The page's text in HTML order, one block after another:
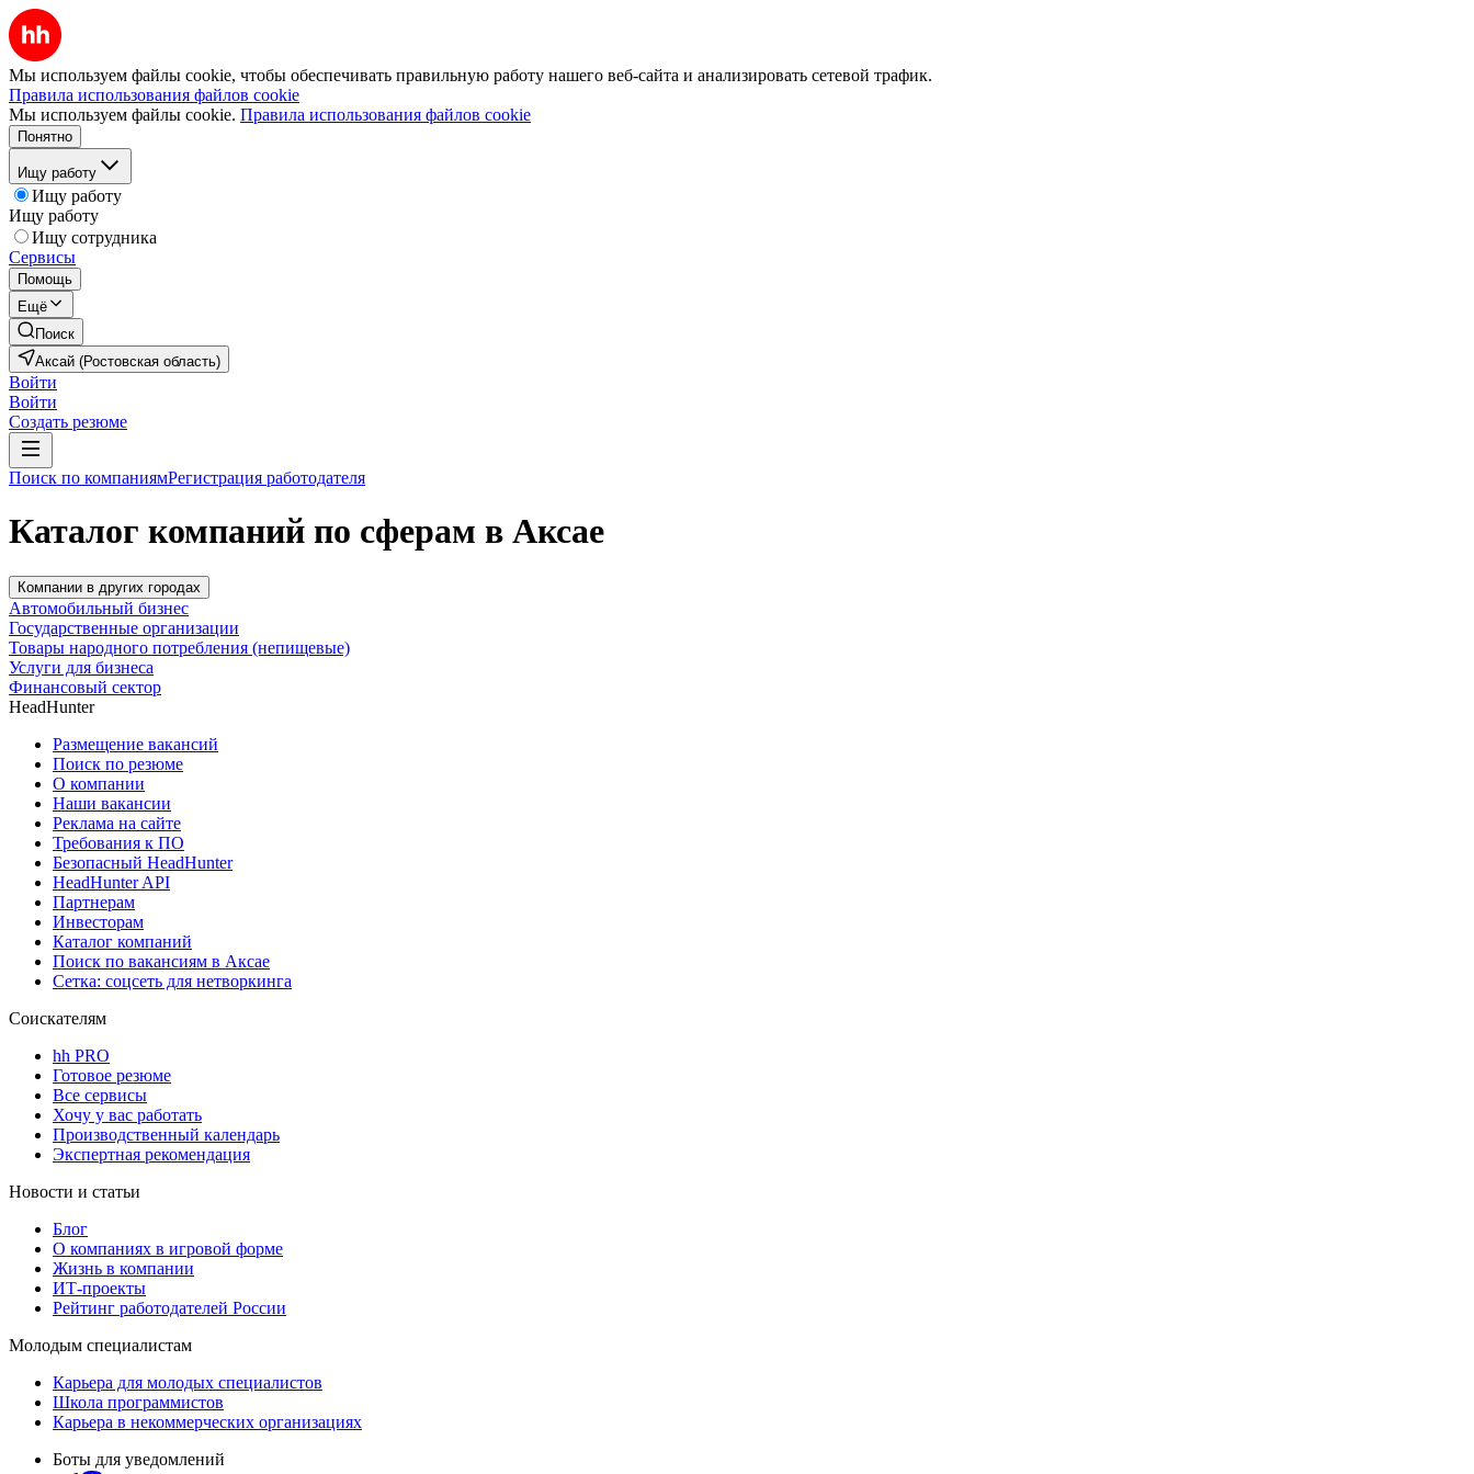
Мы используем файлы cookie, чтобы обеспечивать правильную работу нашего веб-сайта и анализировать сетевой трафик.
Правила использования файлов cookie
Мы используем файлы cookie. Правила использования файлов cookie
Понятно
Ищу работу
Ищу работу
Ищу работу
Ищу сотрудника
Сервисы
Помощь
Ещё
Поиск
Аксай (Ростовская область)
Войти
Войти
Создать резюме
Поиск по компаниямРегистрация работодателя
Каталог компаний по сферам в Аксае
Компании в других городах
Автомобильный бизнес
Государственные организации
Товары народного потребления (непищевые)
Услуги для бизнеса
Финансовый сектор
HeadHunter
Размещение вакансий
Поиск по резюме
О компании
Наши вакансии
Реклама на сайте
Требования к ПО
Безопасный HeadHunter
HeadHunter API
Партнерам
Инвесторам
Каталог компаний
Поиск по вакансиям в Аксае
Сетка: соцсеть для нетворкинга
Соискателям
hh PRO
Готовое резюме
Все сервисы
Хочу у вас работать
Производственный календарь
Экспертная рекомендация
Новости и статьи
Блог
О компаниях в игровой форме
Жизнь в компании
ИТ-проекты
Рейтинг работодателей России
Молодым специалистам
Карьера для молодых специалистов
Школа программистов
Карьера в некоммерческих организациях
Боты для уведомлений